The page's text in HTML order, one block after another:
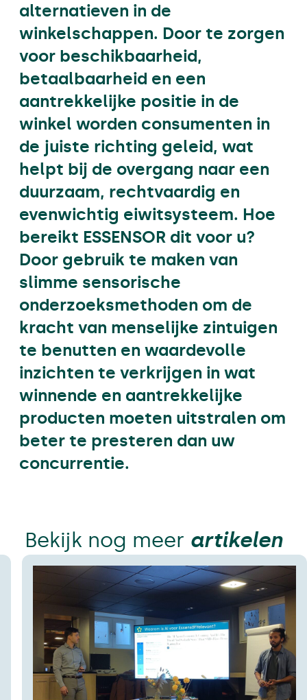
alternatieven in de
winkelschappen. Door te zorgen
voor beschikbaarheid,
betaalbaarheid en een
aantrekkelijke positie in de
winkel worden consumenten in
de juiste richting geleid, wat
helpt bij de overgang naar een
duurzaam, rechtvaardig en
evenwichtig eiwitsysteem. Hoe
bereikt ESSENSOR dit voor u?
Door gebruik te maken van
slimme sensorische
onderzoeksmethoden om de
kracht van menselijke zintuigen
te benutten en waardevolle
inzichten te verkrijgen in wat
winnende en aantrekkelijke
producten moeten uitstralen om
beter te presteren dan uw
concurrentie.
Bekijk nog meer artikelen